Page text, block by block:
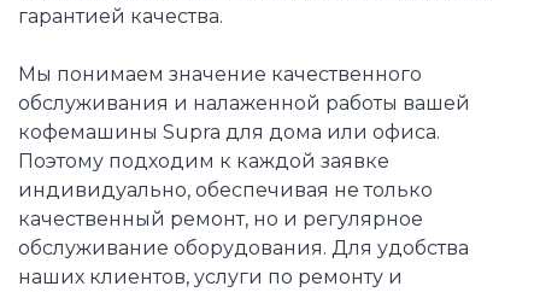
гарантией качества.
Мы понимаем значение качественного
обслуживания и налаженной работы вашей
кофемашины Supra для дома или офиса.
Поэтому подходим к каждой заявке
индивидуально, обеспечивая не только
качественный ремонт, но и регулярное
обслуживание оборудования. Для удобства
наших клиентов, услуги по ремонту и